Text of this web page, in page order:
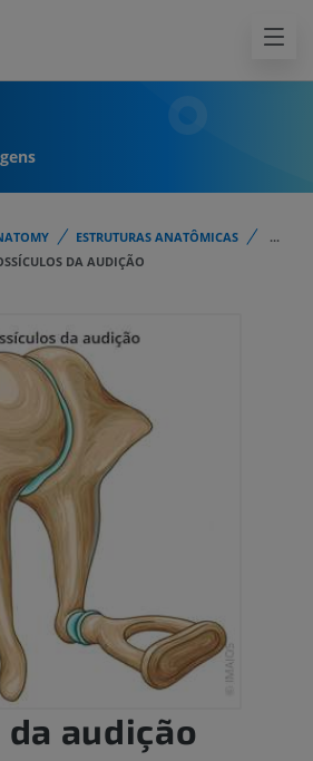
ESTRUTURAS ANATÔMICAS
...
DA AUDIÇÃO
audição